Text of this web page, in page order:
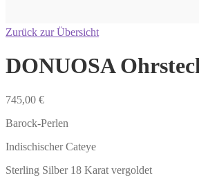
Zurück zur Übersicht
DONUOSA
745,00 €
Barock-Perlen
Indischischer Cateye
Sterling Silber 18 Karat vergoldet